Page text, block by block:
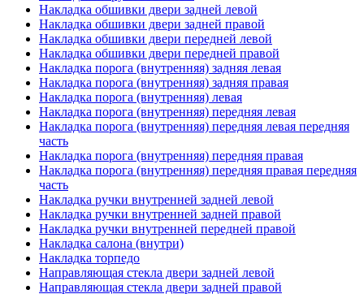
Накладка обшивки двери задней левой
Накладка обшивки двери задней правой
Накладка обшивки двери передней левой
Накладка обшивки двери передней правой
Накладка порога (внутренняя) задняя левая
Накладка порога (внутренняя) задняя правая
Накладка порога (внутренняя) левая
Накладка порога (внутренняя) передняя левая
Накладка порога (внутренняя) передняя левая передняя
часть
Накладка порога (внутренняя) передняя правая
Накладка порога (внутренняя) передняя правая передняя
часть
Накладка ручки внутренней задней левой
Накладка ручки внутренней задней правой
Накладка ручки внутренней передней правой
Накладка салона (внутри)
Накладка торпедо
Направляющая стекла двери задней левой
Направляющая стекла двери задней правой